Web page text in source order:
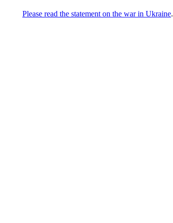
Please read the statement on the war in Ukraine.